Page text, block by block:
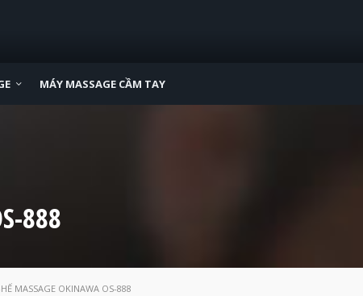
MÁY MASSAGE CẦM TAY
888
MASSAGE OKINAWA OS-888